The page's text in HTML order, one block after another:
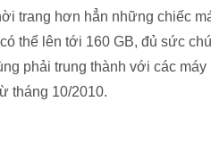
trang hơn hẳn những chiếc
thể lên tới 160 GB, đủ sức
phải trung thành với các máy
tháng 10/2010.